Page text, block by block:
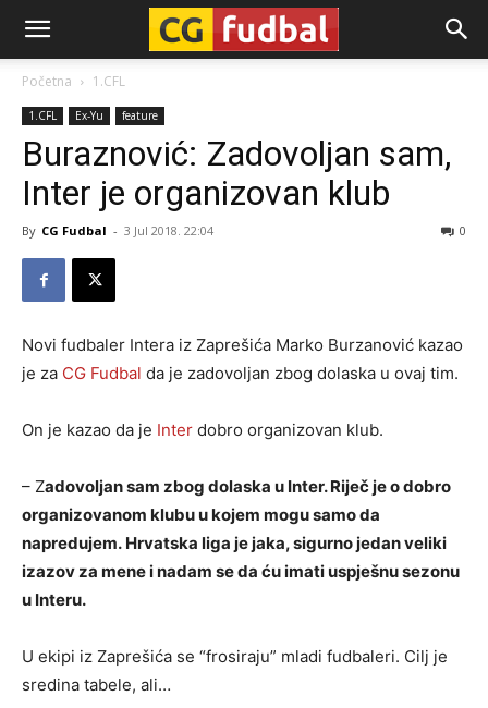
CG-
Fudbal
Početna 1.CFL
1.CFL Ex-Yu feature
Buraznović: Zadovoljan sam,
Inter je organizovan klub
By CG Fudbal - 3 Jul 2018. 22:04 0
Novi fudbaler Intera iz Zaprešića Marko Burzanović kazao
je za CG Fudbal da je zadovoljan zbog dolaska u ovaj tim.
On je kazao da je Inter dobro organizovan klub.
– Zadovoljan sam zbog dolaska u Inter. Riječ je o dobro
organizovanom klubu u kojem mogu samo da
napredujem. Hrvatska liga je jaka, sigurno jedan veliki
izazov za mene i nadam se da ću imati uspješnu sezonu
u Interu.
U ekipi iz Zaprešića se “frosiraju” mladi fudbaleri. Cilj je
sredina tabele, ali…